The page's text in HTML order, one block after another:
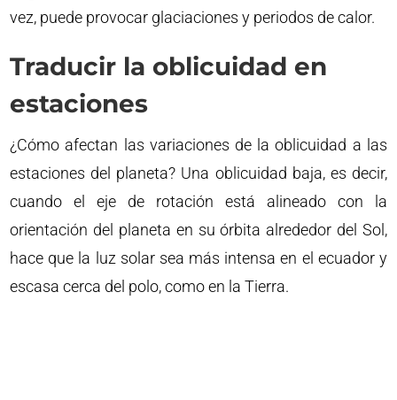
vez, puede provocar glaciaciones y periodos de calor.
Traducir la oblicuidad en
estaciones
¿Cómo afectan las variaciones de la oblicuidad a las
estaciones del planeta? Una oblicuidad baja, es decir,
cuando el eje de rotación está alineado con la
orientación del planeta en su órbita alrededor del Sol,
hace que la luz solar sea más intensa en el ecuador y
escasa cerca del polo, como en la Tierra.